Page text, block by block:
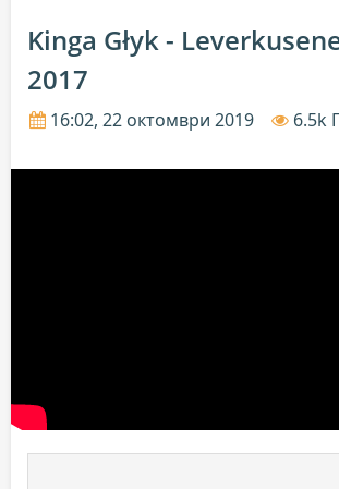
Kinga Głyk -
2017
16:02, 22 октомври 2019 6.5k